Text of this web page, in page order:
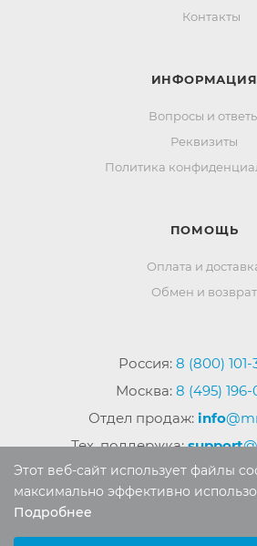
Контакты
ИНФОРМАЦИЯ
Вопросы и
Реквизиты
Политика
ПОМОЩЬ
Оплата и
Обмен и возврат
Россия: 8 (800)
Москва: 8 (495)
Отдел продаж: info
Тех. поддержка:support
Этот веб-сайт использует файлы
максимально эффективно
Подробнее